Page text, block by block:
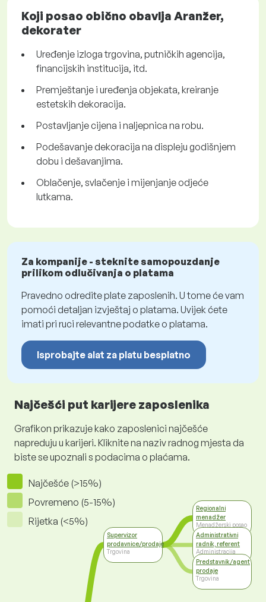
Koji posao obično obavlja Aranžer,
dekorater
Uređenje izloga trgovina, putničkih agencija,
financijskih institucija, itd.
Premještanje i uređenja objekata, kreiranje
estetskih dekoracija.
Postavljanje cijena i naljepnica na robu.
Podešavanje dekoracija na displeju godišnjem
dobu i dešavanjima.
Oblačenje, svlačenje i mijenjanje odjeće
lutkama.
Za kompanije - steknite samopouzdanje
prilikom odlučivanja o platama
Pravedno odredite plate zaposlenih. U tome će vam
pomoći detaljan izvještaj o platama. Uvijek ćete
imati pri ruci relevantne podatke o platama.
Isprobajte alat za platu besplatno
Najčešći put karijere zaposlenika
Grafikon prikazuje kako zaposlenici najčešće
napreduju u karijeri. Kliknite na naziv radnog mjesta da
biste se upoznali s podacima o plaćama.
Najčešće (>15%)
Povremeno (5-15%)
Rijetka (<5%)
Supervizor
prodavnice/prodaje
Trgovina
Regionalni
menadžer
Menadžerski posao
Administrativni
radnik, referent
Administracija
Predstavnik/agent
prodaje
Trgovina